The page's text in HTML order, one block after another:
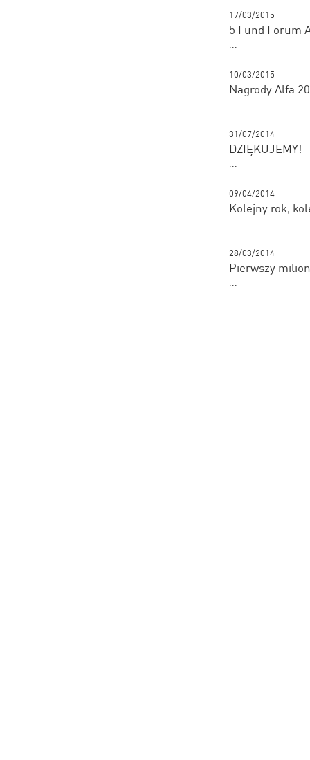
17/03/2015
5 Fund Forum
...
10/03/2015
Nagrody Alfa
...
31/07/2014
DZIĘKUJEMY!
...
09/04/2014
Kolejny rok,
...
28/03/2014
Pierwszy
...